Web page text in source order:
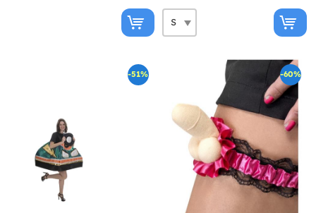
-51% -60%